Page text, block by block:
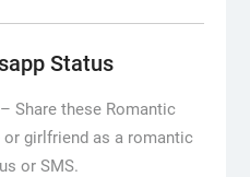
Status
Share these Romantic
girlfriend as a romantic
or SMS.